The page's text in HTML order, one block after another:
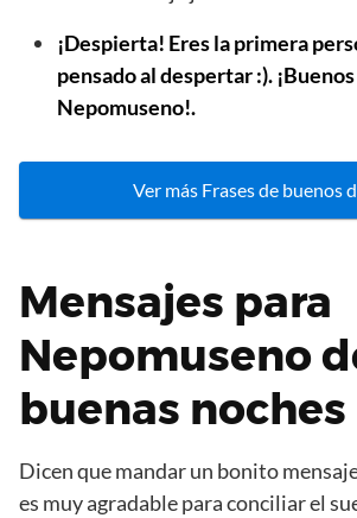
¡Despierta! Eres la primera
pensado al despertar :).
Nepomuseno!.
Ver más Frases de buenos
Mensajes para
Nepomuseno
buenas noches
Dicen que mandar un bonito
es muy agradable para conciliar el